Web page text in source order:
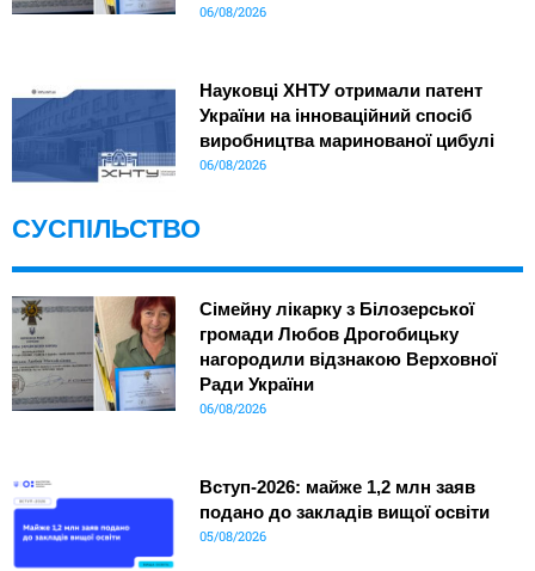
06/08/2026
Науковці ХНТУ отримали патент
України на інноваційний спосіб
виробництва маринованої цибулі
06/08/2026
СУСПІЛЬСТВО
Сімейну лікарку з Білозерської
громади Любов Дрогобицьку
нагородили відзнакою Верховної
Ради України
06/08/2026
Вступ-2026: майже 1,2 млн заяв
подано до закладів вищої освіти
05/08/2026